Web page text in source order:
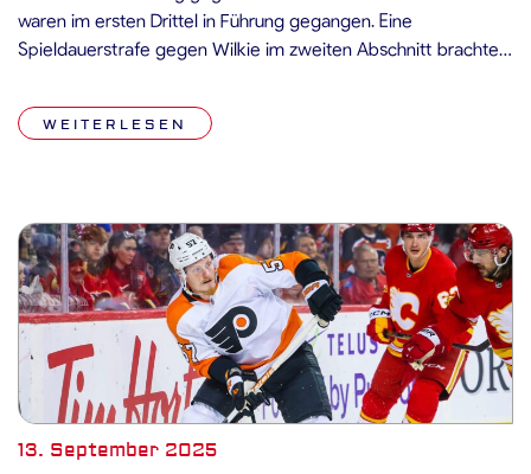
waren im ersten Drittel in Führung gegangen. Eine
Spieldauerstrafe gegen Wilkie im zweiten Abschnitt brachte
die Tigers zweimal und brachten die knappe Führung über die
Zeit. Ausgangslage Beide Teams starteten mit Niederlagen
WEITERLESEN
13. September 2025